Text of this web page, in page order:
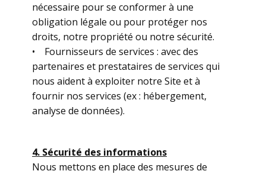
nécessaire pour se conformer à une
obligation légale ou pour protéger nos
droits, notre propriété ou notre sécurité.
• Fournisseurs de services : avec des
partenaires et prestataires de services qui
nous aident à exploiter notre Site et à
fournir nos services (ex : hébergement,
analyse de données).
4. Sécurité des informations
Nous mettons en place des mesures de